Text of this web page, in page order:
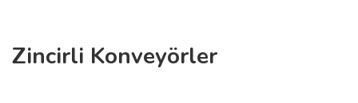
Zincirli Konveyörler